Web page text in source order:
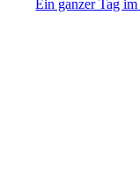
Ein ganzer Tag